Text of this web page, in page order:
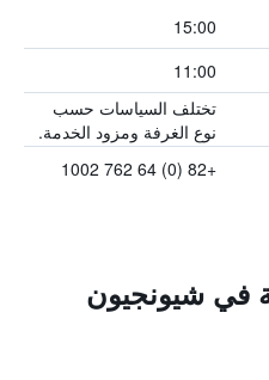
15:00
11:00
تختلف السياسات حسب
نوع الغرفة ومزود الخدمة.
+82 (0) 64 762 1002
في شيونجيون